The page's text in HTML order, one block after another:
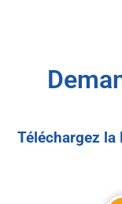
Téléchargez la